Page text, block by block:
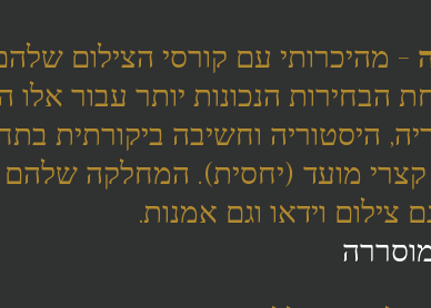
- מהיכרותי עם קורסי הצילום
הבחירות הנכונות יותר עבור אלו
היסטוריה וחשיבה ביקורתית
קצרי מועד (יחסית). המחלקה
צילום וידאו וגם אמנות.